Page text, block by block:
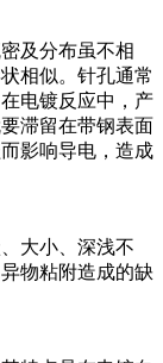
及分布虽不相
相似。针孔通常
电镀反应中，产
滞留在带钢表面
影响导电，造成
大小、深浅不
物粘附造成的缺